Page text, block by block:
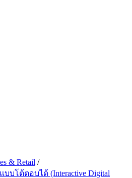
& Retail /
โต้ตอบได้ (Interactive Digital